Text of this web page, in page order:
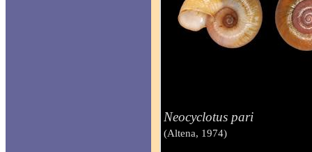
Neocyclotus pari
(Altena, 1974)